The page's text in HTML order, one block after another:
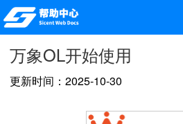
万象OL开始使用
更新时间：2025-10-30